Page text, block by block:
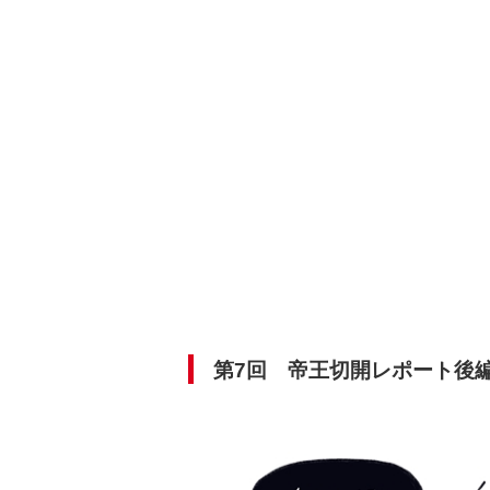
第7回 帝王切開レポート後